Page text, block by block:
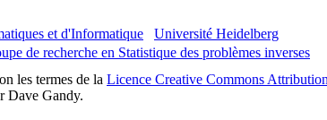
et d'Informatique
Université Heidelberg
de recherche en Statistique des problèmes inverses
les termes de la Licence Creative Commons
Dave Gandy.